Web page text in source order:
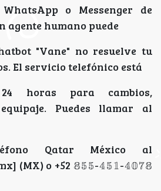
o Messenger de
agente humano puede
"Vane" no resuelve tu
El servicio telefónico está
horas para cambios,
Puedes llamar al
Qatar México al
(MX) o +52 𝟠𝟝𝟝-𝟜𝟝𝟙-𝟜𝟘𝟟𝟠